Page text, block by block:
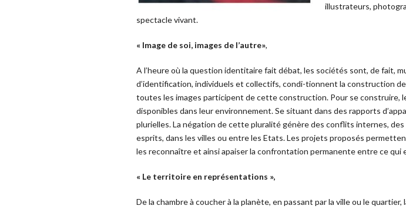
illustrateurs,
spectacle vivant.
« Image de soi, images de l’autre»,
A l’heure où la question identitaire fait débat, les sociétés sont, de fait,
d’identification, individuels et collectifs, condi-tionnent la construction
toutes les images participent de cette construction. Pour se construire,
disponibles dans leur environnement. Se situant dans des rapports
plurielles. La négation de cette pluralité génère des conflits internes,
esprits, dans les villes ou entre les Etats. Les projets proposés
les reconnaître et ainsi apaiser la confrontation permanente entre ce qui
« Le territoire en représentations »,
De la chambre à coucher à la planète, en passant par la ville ou le